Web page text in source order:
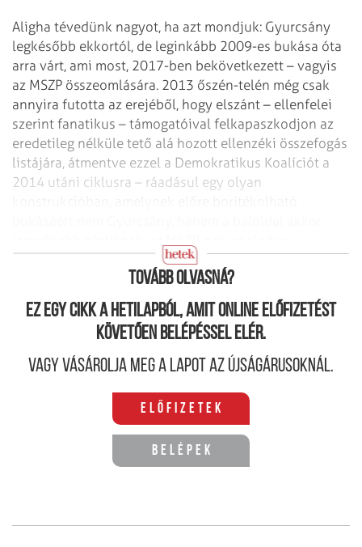
Aligha tévedünk nagyot, ha azt mondjuk: Gyurcsány
legkésőbb ekkortól, de leg­inkább 2009-es bukása óta
arra várt, ami most, 2017-ben bekövetkezett – vagyis
az MSZP összeomlására. 2013 őszén-telén még csak
annyira futotta az erejéből, hogy elszánt – ellenfelei
szerint fanatikus – támogatóival felkapaszkodjon az
eredetileg nélküle tető alá hozott ellenzéki összefogás
listájára, átmentve ezzel a Demokratikus Koalíciót a
2014 utáni ciklusra – ráadásul egy olyan
Mesterházy Attila vitte el a balhét.
Tovább olvasná?
Ez egy cikk a hetilapból, amit online előfizetést
követően belépéssel elér.
Vagy vásárolja meg a lapot az újságárusoknál.
Előfizetek
Belépek